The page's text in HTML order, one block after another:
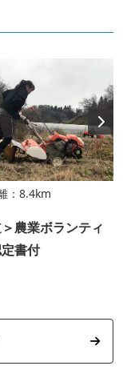
：8.4km
農業ボランティ
書付